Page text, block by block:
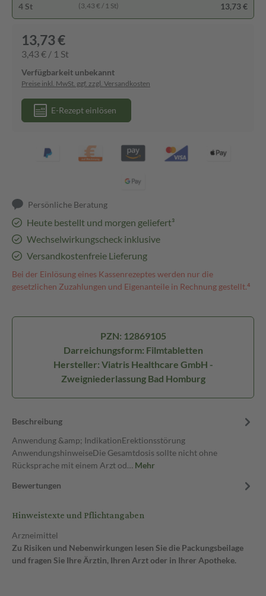
4 St (3,43 € / 1 St) 13,73 €
13,73 €
3,43 € / 1 St
Verfügbarkeit unbekannt
Preise inkl. MwSt. ggf. zzgl. Versandkosten
E-Rezept einlösen
Persönliche Beratung
Heute bestellt und morgen geliefert³
Wechselwirkungscheck inklusive
Versandkostenfreie Lieferung
Bei der Einlösung eines Kassenrezeptes werden nur die
gesetzlichen Zuzahlungen und Eigenanteile in Rechnung gestellt.⁴
PZN: 12869105
Darreichungsform: Filmtabletten
Hersteller: Viatris Healthcare GmbH -
Zweigniederlassung Bad Homburg
Beschreibung
Anwendung &amp; IndikationErektionsstörung
AnwendungshinweiseDie Gesamtdosis sollte nicht ohne
Rücksprache mit einem Arzt od… Mehr
Bewertungen
Hinweistexte und Pflichtangaben
Arzneimittel
Zu Risiken und Nebenwirkungen lesen Sie die Packungsbeilage
und fragen Sie Ihre Ärztin, Ihren Arzt oder in Ihrer Apotheke.